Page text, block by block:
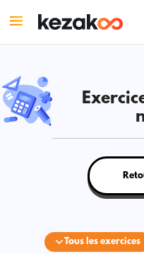
Tous les exercices